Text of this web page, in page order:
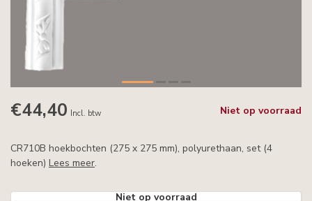
€44,40 Incl. btw Niet op voorraad
CR710B hoekbochten (275 x 275 mm), polyurethaan, set (4
hoeken) Lees meer.
Niet op voorraad